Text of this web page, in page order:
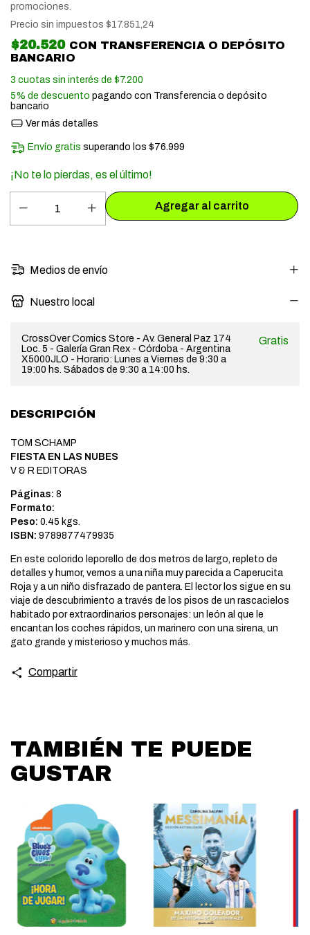
promociones.
Precio sin impuestos $17.851,24
$20.520 CON TRANSFERENCIA O DEPÓSITO
BANCARIO
3 cuotas sin interés de $7.200
5% de descuento pagando con Transferencia o depósito
bancario
Ver más detalles
Envío gratis superando los$76.999
¡No te lo pierdas, es el último!
Medios de envío
Nuestro local
CrossOver Comics Store - Av. General Paz 174
Loc. 5 - Galería Gran Rex - Córdoba - Argentina
X5000JLO - Horario: Lunes a Viernes de 9:30 a
19:00 hs. Sábados de 9:30 a 14:00 hs.
Gratis
DESCRIPCIÓN
TOM SCHAMP
FIESTA EN LAS NUBES
V & R EDITORAS
Páginas: 8
Formato:
Peso: 0.45 kgs.
ISBN: 9789877479935
En este colorido leporello de dos metros de largo, repleto de
detalles y humor, vemos a una niña muy parecida a Caperucita
Roja y a un niño disfrazado de pantera. El lector los sigue en su
viaje de descubrimiento a través de los pisos de un rascacielos
habitado por extraordinarios personajes: un león al que le
encantan los coches rápidos, un marinero con una sirena, un
gato grande y misterioso y muchos más.
Compartir
TAMBIÉN TE PUEDE
GUSTAR